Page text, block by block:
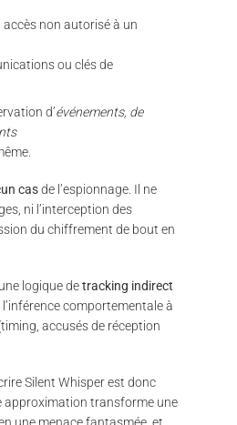
accès non autorisé à un
ou clés de
d’événements, de
casde l’espionnage. Il ne
ni l’interception des
du chiffrement de bout en
logique detracking indirect
l’inférence comportementale à
accusés de réception
Silent Whisper est donc
approximation transforme une